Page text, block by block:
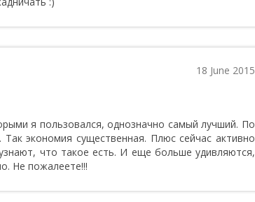
18 June 2015
я пользовался, однозначно самый лучший. По
экономия существенная. Плюс сейчас активно
что такое есть. И еще больше удивляются,
Не пожалеете!!!